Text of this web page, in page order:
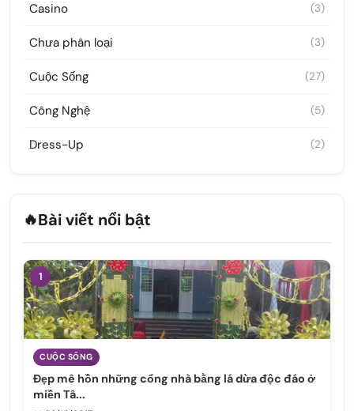
Casino (3)
Chưa phân loại (3)
Cuộc Sống (27)
Công Nghệ (5)
Dress-Up (2)
🔥Bài viết nổi bật
1
CUỘC SỐNG
Đẹp mê hồn những cổng nhà bằng lá dừa độc đáo ở
miền Tâ...